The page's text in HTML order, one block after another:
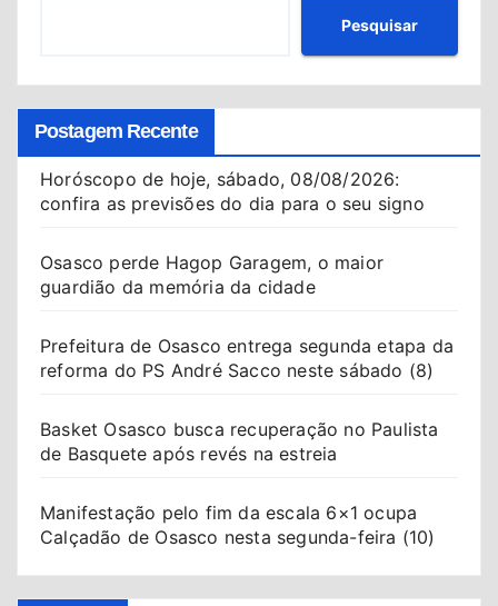
Pesquisar
Postagem Recente
Horóscopo de hoje, sábado, 08/08/2026:
confira as previsões do dia para o seu signo
Osasco perde Hagop Garagem, o maior
guardião da memória da cidade
Prefeitura de Osasco entrega segunda etapa da
reforma do PS André Sacco neste sábado (8)
Basket Osasco busca recuperação no Paulista
de Basquete após revés na estreia
Manifestação pelo fim da escala 6×1 ocupa
Calçadão de Osasco nesta segunda-feira (10)